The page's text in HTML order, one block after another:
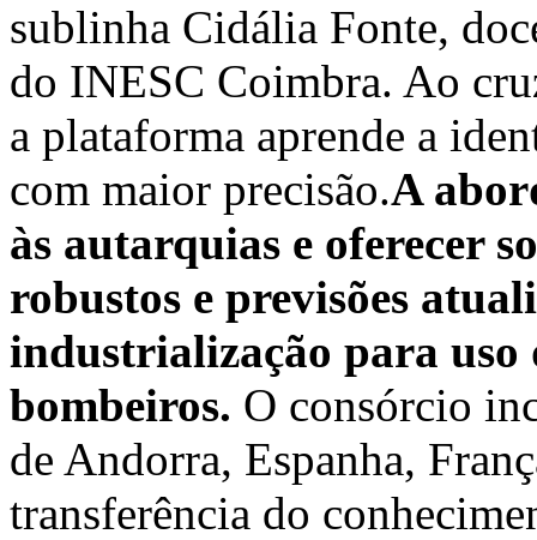
sublinha Cidália Fonte,
do INESC Coimbra. Ao
a plataforma aprende a
com maior precisão.A
às autarquias e oferecer
robustos e previsões
industrialização para
bombeiros. O consórcio
de Andorra, Espanha,
transferência do